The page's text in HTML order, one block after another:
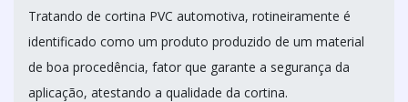
Tratando de cortina PVC automotiva, rotineiramente é
identificado como um produto produzido de um material
de boa procedência, fator que garante a segurança da
aplicação, atestando a qualidade da cortina.